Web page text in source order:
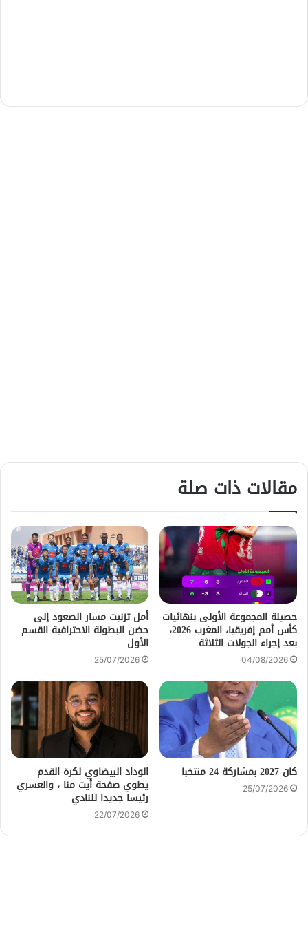
مقالات ذات صلة
حصيلة المجموعة الأولى بنهائيات
كأس أمم إفريقيا، المغرب 2026،
بعد إجراء الجولات الثلاثة
04/08/2026
أمل تزنيت مسار الصعود إلى
حضن البطولة الاحترافية القسم
الأول
25/07/2026
كان 2027 بمشاركة 24 منتخبا
25/07/2026
الوداد البيضاوي لكرة القدم
يطوي صفحة أيت منا ، والعسري
رئيسا جديدا للنادي
22/07/2026